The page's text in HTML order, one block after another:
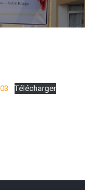
Télécharger